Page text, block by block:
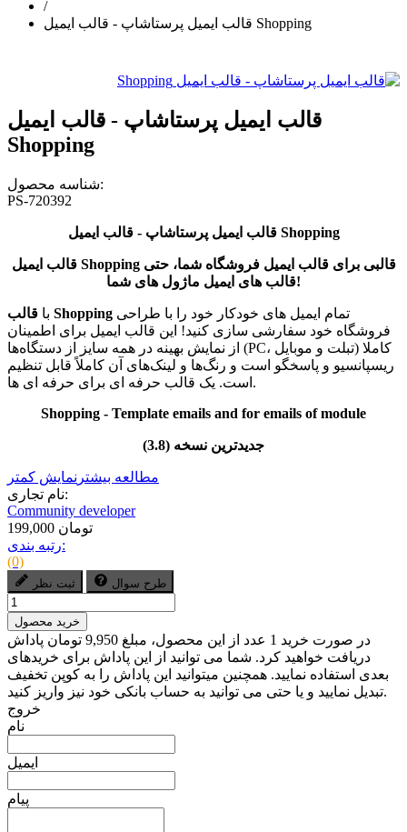
/
قالب ایمیل پرستاشاپ - قالب ایمیل Shopping
قالب ایمیل پرستاشاپ - قالب ایمیل
Shopping
شناسه محصول:
PS-720392
قالب ایمیل پرستاشاپ - قالب ایمیل Shopping
قالب ایمیل Shopping قالبی برای قالب ایمیل فروشگاه شما، حتی
قالب های ایمیل ماژول های شما!
با قالب Shopping تمام ایمیل های خودکار خود را با طراحی
فروشگاه خود سفارشی سازی کنید! این قالب‌ ایمیل برای اطمینان
از نمایش بهینه در همه سایز از دستگاه‌ها (PC، تبلت و موبایل) کاملا
ریسپانسیو و پاسخگو است و رنگ‌ها و لینک‌های آن‌ کاملاً قابل تنظیم
است. یک قالب حرفه ای برای حرفه ای ها.
Shopping - Template emails and for emails of module
جدیدترین نسخه (3.8)
مطالعه بیشتر نمایش کمتر
نام تجاری:
Community developer
199,000 تومان
رتبه بندی:
(0)
ثبت نظر طرح سوال
خرید محصول
در صورت خرید 1 عدد از این محصول، مبلغ 9,950 تومان پاداش
دریافت خواهید کرد. شما می توانید از این پاداش برای خریدهای
بعدی استفاده نمایید. همچنین میتوانید این پاداش را به کوپن تخفیف
تبدیل نمایید و یا حتی می توانید به حساب بانکی خود نیز واریز کنید.
خروج
نام
ایمیل
پیام